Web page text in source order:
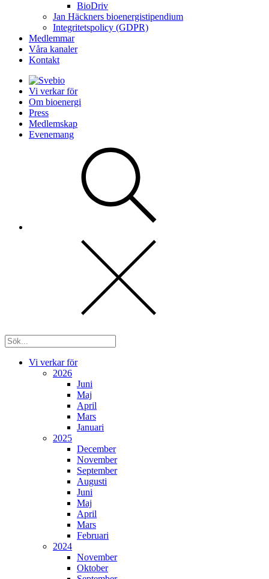
BioDriv
Jan Häckners bioenergistipendium
Integritetspolicy (GDPR)
Medlemmar
Våra kanaler
Kontakt
Vi verkar för
Om bioenergi
Press
Medlemskap
Evenemang
Vi verkar för
2026
Juni
Maj
April
Mars
Januari
2025
December
November
September
Augusti
Juni
Maj
April
Mars
Februari
2024
November
Oktober